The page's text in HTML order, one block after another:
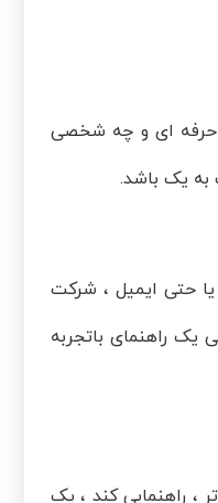
حرفه ای و چه شخصی
به یک باشد.
یا حتی ایمیل ، شرکت
راهنمای باتجربه
، راهنمایی کند ، یک